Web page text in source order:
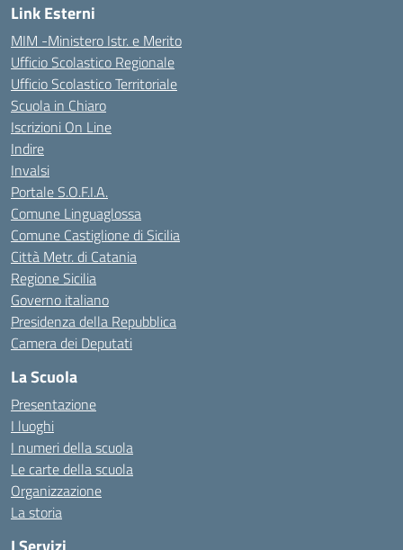
Link Esterni
MIM -Ministero Istr. e Merito
Ufficio Scolastico Regionale
Ufficio Scolastico Territoriale
Scuola in Chiaro
Iscrizioni On Line
Indire
Invalsi
Portale S.O.F.I.A.
Comune Linguaglossa
Comune Castiglione di Sicilia
Città Metr. di Catania
Regione Sicilia
Governo italiano
Presidenza della Repubblica
Camera dei Deputati
La Scuola
Presentazione
I luoghi
I numeri della scuola
Le carte della scuola
Organizzazione
La storia